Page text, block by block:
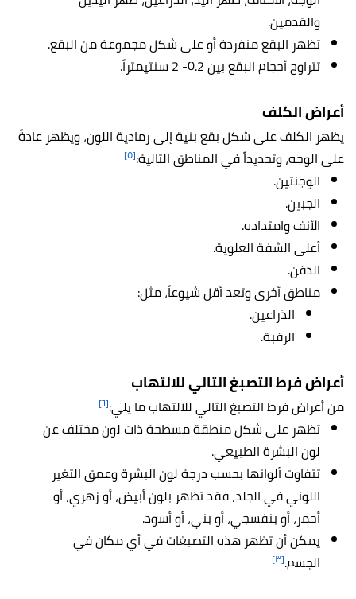
والقدمين.
تظهر البقع منفردة أو على شكل مجموعة من البقع.
تتراوح أحجام البقع بين 0.2- 2 سنتيمتراً.
أعراض الكلف
يظهر الكلف على شكل بقع بنية إلى رمادية اللون، ويظهر عادةً
على الوجه، وتحديداً في المناطق التالية:[٥]
الوجنتين.
الجبين.
الأنف وامتداده.
أعلى الشفة العلوية.
الذقن.
مناطق أخرى وتعد أقل شيوعاً، مثل:
الذراعين.
الرقبة.
أعراض فرط التصبغ التالي للالتهاب
من أعراض فرط التصبغ التالي للالتهاب ما يلي:[٦]
تظهر على شكل منطقة مسطحة ذات لون مختلف عن
لون البشرة الطبيعي.
تتفاوت ألوانها بحسب درجة لون البشرة وعمق التغير
اللوني في الجلد، فقد تظهر بلون أبيض، أو زهري، أو
أحمر، أو بنفسجي، أو بني، أو أسود.
يمكن أن تظهر هذه التصبغات في أي مكان في
الجسم.[٣]